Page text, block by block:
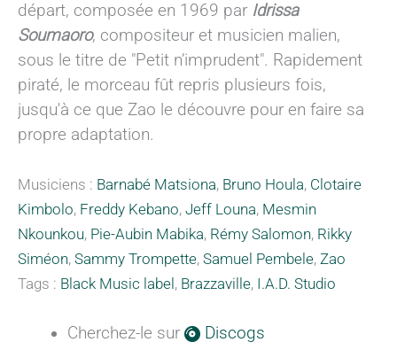
départ, composée en 1969 par Idrissa
Soumaoro, compositeur et musicien malien,
sous le titre de "Petit n’imprudent". Rapidement
piraté, le morceau fût repris plusieurs fois,
jusqu'à ce que Zao le découvre pour en faire sa
propre adaptation.
Musiciens : Barnabé Matsiona, Bruno Houla, Clotaire
Kimbolo, Freddy Kebano, Jeff Louna, Mesmin
Nkounkou, Pie-Aubin Mabika, Rémy Salomon, Rikky
Siméon, Sammy Trompette, Samuel Pembele, Zao
Tags : Black Music label , Brazzaville, I.A.D. Studio
Cherchez-le sur
Discogs